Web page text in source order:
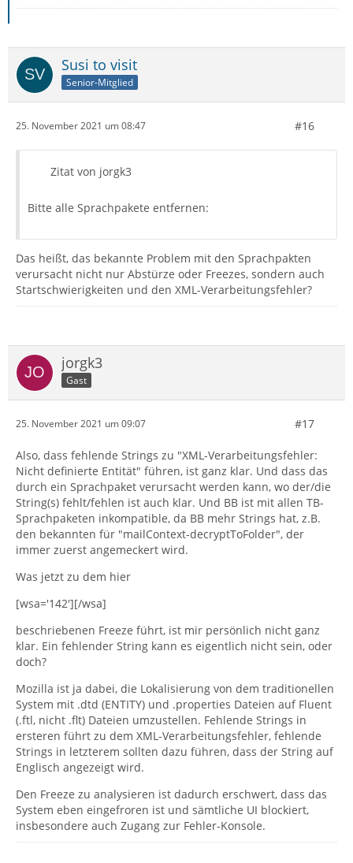
Susi to visit
Senior-Mitglied
25. November 2021 um 08:47 #16
Zitat von jorgk3
Bitte alle Sprachpakete entfernen:
Das heißt, das bekannte Problem mit den Sprachpakten
verursacht nicht nur Abstürze oder Freezes, sondern auch
Startschwierigkeiten und den XML-Verarbeitungsfehler?
jorgk3
Gast
25. November 2021 um 09:07 #17
Also, dass fehlende Strings zu "XML-Verarbeitungsfehler:
Nicht definierte Entität" führen, ist ganz klar. Und dass das
durch ein Sprachpaket verursacht werden kann, wo der/die
String(s) fehlt/fehlen ist auch klar. Und BB ist mit allen TB-
Sprachpaketen inkompatible, da BB mehr Strings hat, z.B.
den bekannten für "mailContext-decryptToFolder", der
immer zuerst angemeckert wird.
Was jetzt zu dem hier
[wsa='142'][/wsa]
beschriebenen Freeze führt, ist mir persönlich nicht ganz
klar. Ein fehlender String kann es eigentlich nicht sein, oder
doch?
Mozilla ist ja dabei, die Lokalisierung von dem traditionellen
System mit .dtd (ENTITY) und .properties Dateien auf Fluent
(.ftl, nicht .flt) Dateien umzustellen. Fehlende Strings in
ersteren führt zu dem XML-Verarbeitungsfehler, fehlende
Strings in letzterem sollten dazu führen, dass der String auf
Englisch angezeigt wird.
Den Freeze zu analysieren ist dadurch erschwert, dass das
System eben eingefroren ist und sämtliche UI blockiert,
insbesondere auch Zugang zur Fehler-Konsole.